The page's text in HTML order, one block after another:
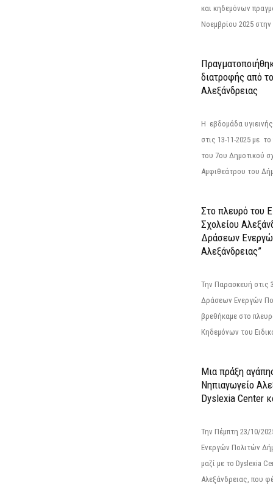
και κηδεμόνων
Νοεμβρίου 2025
διατροφής από
Αλεξάνδρειας
Η εβδομάδα
στις 13-11-2025 με
του 7ου Δημοτικού
Αμφιθεάτρου του
Στο πλευρό του
Σχολείου
Δράσεων
Αλεξάνδρειας”
Την Παρασκευή
Δράσεων Ενεργών
βρεθήκαμε στο
Κηδεμόνων του
Μια πράξη
Νηπιαγωγείο
Dyslexia Center
Την Πέμπτη 23/10/
Ενεργών Πολιτών
μαζί με το Dyslexia
Αλεξάνδρειας, που